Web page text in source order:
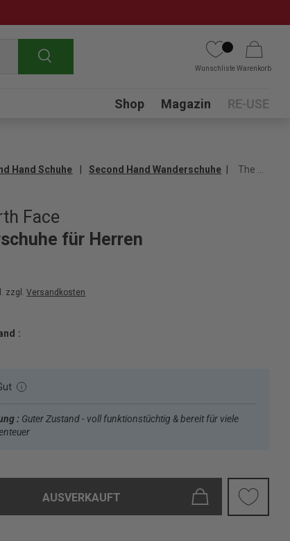
Suchen
WunschlisteWarenkorb
Submenu
Shop Magazin RE-USE
Hand Schuhe Second Hand Wanderschuhe
Face
für Herren
zzgl.Versandkosten
:
: Guter Zustand - voll funktionstüchtig & bereit für viele
AUSVERKAUFT